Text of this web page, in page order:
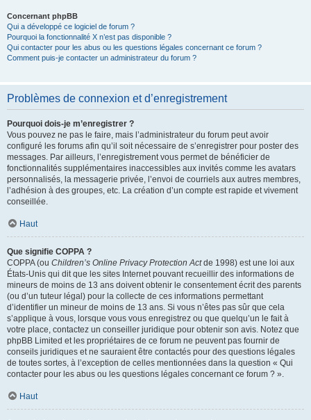
Concernant phpBB
Qui a développé ce logiciel de forum ?
Pourquoi la fonctionnalité X n’est pas disponible ?
Qui contacter pour les abus ou les questions légales concernant ce forum ?
Comment puis-je contacter un administrateur du forum ?
Problèmes de connexion et d’enregistrement
Pourquoi dois-je m’enregistrer ?
Vous pouvez ne pas le faire, mais l’administrateur du forum peut avoir
configuré les forums afin qu’il soit nécessaire de s’enregistrer pour poster des
messages. Par ailleurs, l’enregistrement vous permet de bénéficier de
fonctionnalités supplémentaires inaccessibles aux invités comme les avatars
personnalisés, la messagerie privée, l’envoi de courriels aux autres membres,
l’adhésion à des groupes, etc. La création d’un compte est rapide et vivement
conseillée.
Haut
Que signifie COPPA ?
COPPA (ou Children’s Online Privacy Protection Actde 1998) est une loi aux
États-Unis qui dit que les sites Internet pouvant recueillir des informations de
mineurs de moins de 13 ans doivent obtenir le consentement écrit des parents
(ou d’un tuteur légal) pour la collecte de ces informations permettant
d’identifier un mineur de moins de 13 ans. Si vous n’êtes pas sûr que cela
s’applique à vous, lorsque vous vous enregistrez ou que quelqu’un le fait à
votre place, contactez un conseiller juridique pour obtenir son avis. Notez que
phpBB Limited et les propriétaires de ce forum ne peuvent pas fournir de
conseils juridiques et ne sauraient être contactés pour des questions légales
de toutes sortes, à l’exception de celles mentionnées dans la question « Qui
contacter pour les abus ou les questions légales concernant ce forum ? ».
Haut